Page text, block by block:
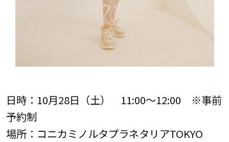
日時：10月28日（土） 11:00～12:00 ※事前
予約制
場所：コニカミノルタプラネタリアTOKYO